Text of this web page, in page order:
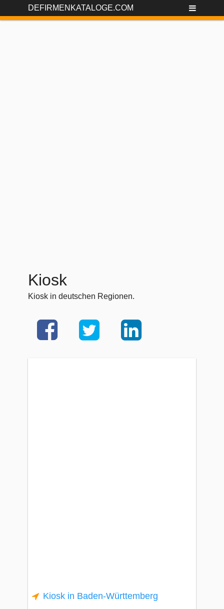
DEFIRMENKATALOGE.COM
Kiosk
Kiosk in deutschen Regionen.
Kiosk in Baden-Württemberg